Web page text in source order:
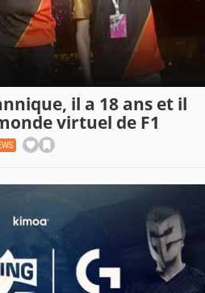
il a 18 ans et il
virtuel de F1